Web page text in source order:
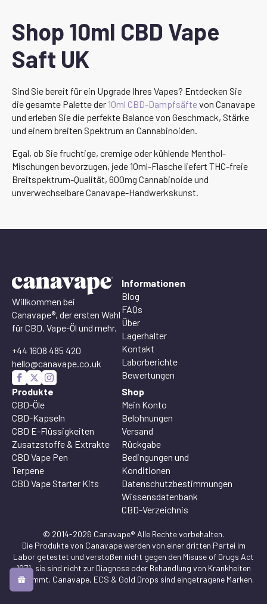
Shop 10ml CBD Vape
Saft UK
Sind Sie bereit für ein Upgrade Ihres Vapes? Entdecken Sie
die gesamte Palette der 10ml CBD-Dampfsäftevon Canavape
und erleben Sie die perfekte Balance von Geschmack, Stärke
und einem breiten Spektrum an Cannabinoiden.
Egal, ob Sie fruchtige, cremige oder kühlende Menthol-
Mischungen bevorzugen, jede 10ml-Flasche liefert THC-freie
Breitspektrum-Qualität, 600mg Cannabinoide und
unverwechselbare Canavape-Handwerkskunst.
Willkommen bei
Canavape®, der ersten Wahl
für CBD, Vape-Öl und mehr.
+44 1608 485 420
hello@canavape.co.uk
Informationen
Blog
FAQs
Über
Lagerhalter
Kontakt
Laborberichte
Bewertungen
Produkte
CBD-Öle
CBD-Kapseln
CBD E-Flüssigkeiten
Zusatzstoffe & Extrakte
CBD Vape Pen
Terpene
CBD Vape Starter Kits
Shop
Mein Konto
Belohnungen
Versand
Rückgabe
Bedingungen und
Konditionen
Datenschutzbestimmungen
Wissensdatenbank
CBD-Verzeichnis
© 2014-2026 Canavape® Alle Rechte vorbehalten.
Die Produkte von Canavape werden von einer dritten Partei im
Labor getestet und verstoßen nicht gegen den Misuse of Drugs Act
1971, sie sind nicht zur Diagnose oder Behandlung von Krankheiten
bestimmt. Canavape, ECS & Gold Drops sind eingetragene Marken.